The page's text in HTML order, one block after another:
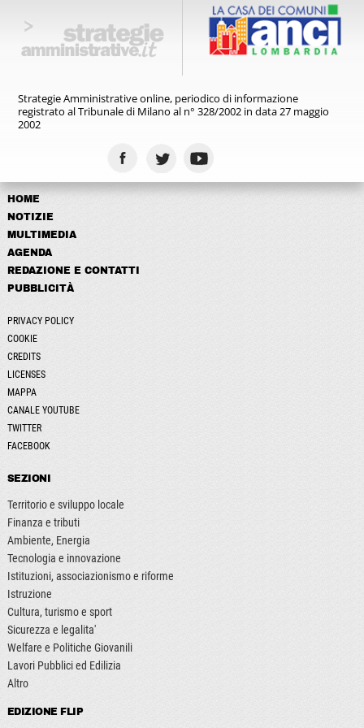
Strategie Amministrative online, periodico di informazione
registratoal Tribunale di Milano al n° 328/2002 in data 27 maggio
2002
HOME
NOTIZIE
MULTIMEDIA
AGENDA
REDAZIONE E CONTATTI
PUBBLICITÀ
PRIVACY POLICY
COOKIE
CREDITS
LICENSES
MAPPA
CANALE YOUTUBE
TWITTER
FACEBOOK
SEZIONI
Territorio e sviluppo locale
Finanza e tributi
Ambiente, Energia
Tecnologia e innovazione
Istituzioni, associazionismo e riforme
Istruzione
Cultura, turismo e sport
Sicurezza e legalita'
Welfare e Politiche Giovanili
Lavori Pubblici ed Edilizia
Altro
EDIZIONE FLIP